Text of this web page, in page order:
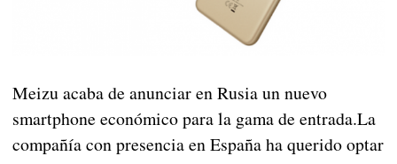
Meizu acaba de anunciar en Rusia un nuevo
smartphone económico para la gama de entrada.La
compañía con presencia en España ha querido optar